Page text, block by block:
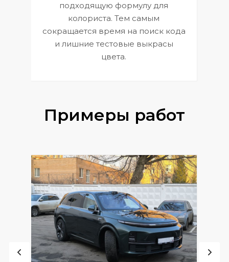
подходящую формулу для
колориста. Тем самым
сокращается время на поиск кода
и лишние тестовые выкрасы
цвета.
Примеры работ